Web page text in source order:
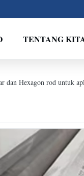
TENTANG
dan Hexagon rod untuk